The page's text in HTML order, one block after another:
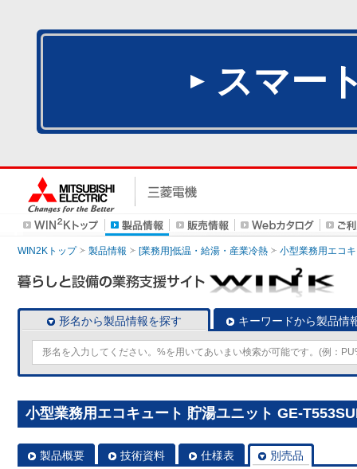
スマー
WIN2Kトップ 製品情報 [業務用]低温・給湯・産業冷熱 小型業務用エコ
形名から製品情報を探す キーワードから製品情
小型業務用エコキュート 貯湯ユニット GE-
製品概要 技術資料 仕様表 別売品